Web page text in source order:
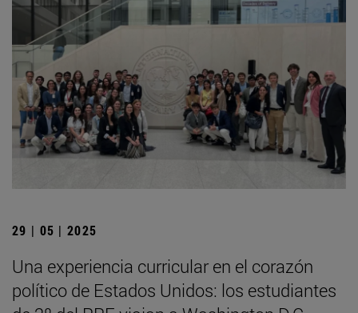
29 | 05 | 2025
Una experiencia curricular en el corazón
político de Estados Unidos: los estudiantes